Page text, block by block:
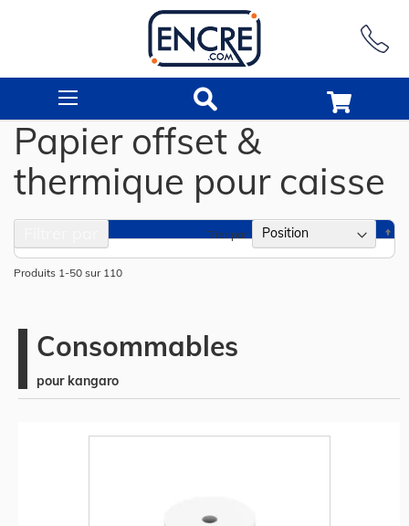
Papier offset &
thermique pour caisse
Produits 1 -50 sur 110
Trier par
Consommables
pour kangaro